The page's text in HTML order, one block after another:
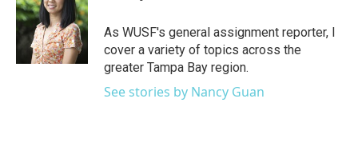
o
o
k
e
r
d
I
n
As WUSF's general assignment reporter, I
cover a variety of topics across the
greater Tampa Bay region.
See stories by Nancy Guan